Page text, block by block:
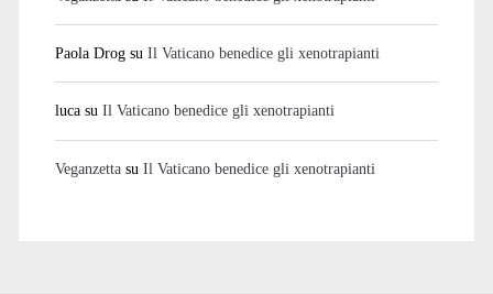
Paola Drogsu Il Vaticano benedice gli xenotrapianti
lucasu Il Vaticano benedice gli xenotrapianti
Veganzettasu Il Vaticano benedice gli xenotrapianti